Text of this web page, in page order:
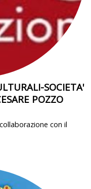
SOCIETA'
POZZO
con il